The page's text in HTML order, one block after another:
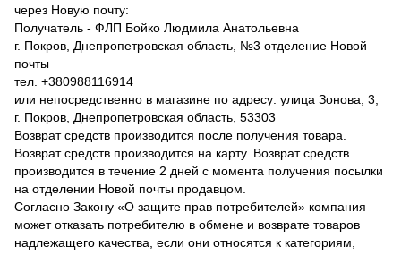
через Новую почту:
Получатель - ФЛП Бойко Людмила Анатольевна
г. Покров, Днепропетровская область, №3 отделение Новой
почты
тел. +380988116914
или непосредственно в магазине по адресу: улица Зонова, 3,
г. Покров, Днепропетровская область, 53303
Возврат средств производится после получения товара.
Возврат средств производится на карту. Возврат средств
производится в течение 2 дней с момента получения посылки
на отделении Новой почты продавцом.
Согласно Закону «О защите прав потребителей» компания
может отказать потребителю в обмене и возврате товаров
надлежащего качества, если они относятся к категориям,